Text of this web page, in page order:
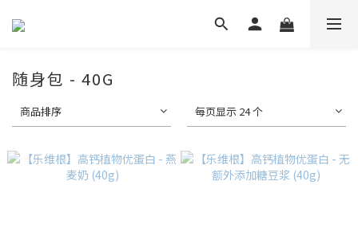
随身包 - 40G
商品排序 每页显示 24 个